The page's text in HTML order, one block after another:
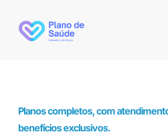
Planos completos, com
benefícios exclusivos.